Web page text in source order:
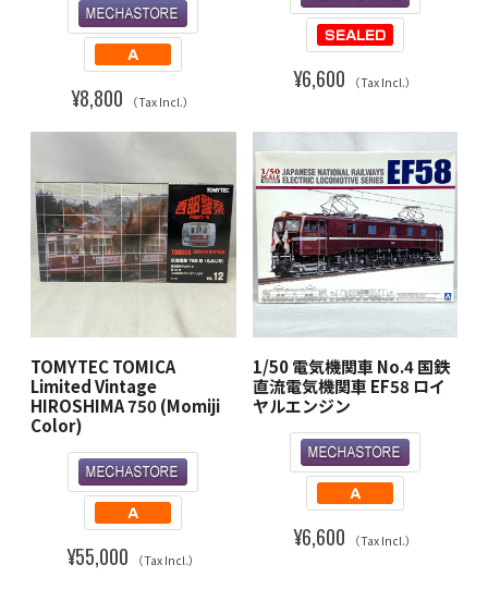
¥8,800 （Tax Incl.）
¥6,600 （Tax Incl.）
TOMYTEC TOMICA
Limited Vintage
HIROSHIMA 750 (Momiji
Color)
¥55,000 （Tax Incl.）
1/50 電気機関車 No.4 国鉄
直流電気機関車 EF58 ロイ
ヤルエンジン
¥6,600 （Tax Incl.）